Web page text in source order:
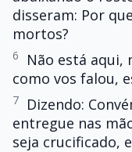
disseram: Por
mortos?
6
Não está aqui,
como vos falou,
7
Dizendo:
entregue nas
seja crucificado,